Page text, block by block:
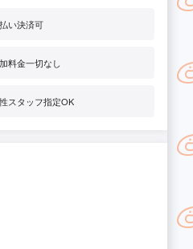
い決済可
料金一切なし
スタッフ指定OK